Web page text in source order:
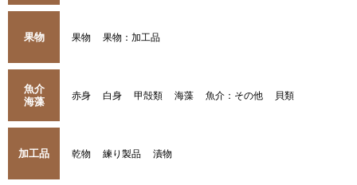
果物 果物 果物：加工品
魚介
海藻
赤身 白身 甲殻類 海藻 魚介：その他 貝類
加工品 乾物 練り製品 漬物